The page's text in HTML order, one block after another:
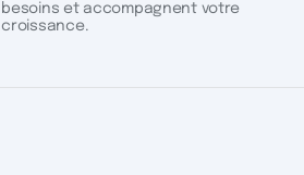
besoins et accompagnent votre
croissance.